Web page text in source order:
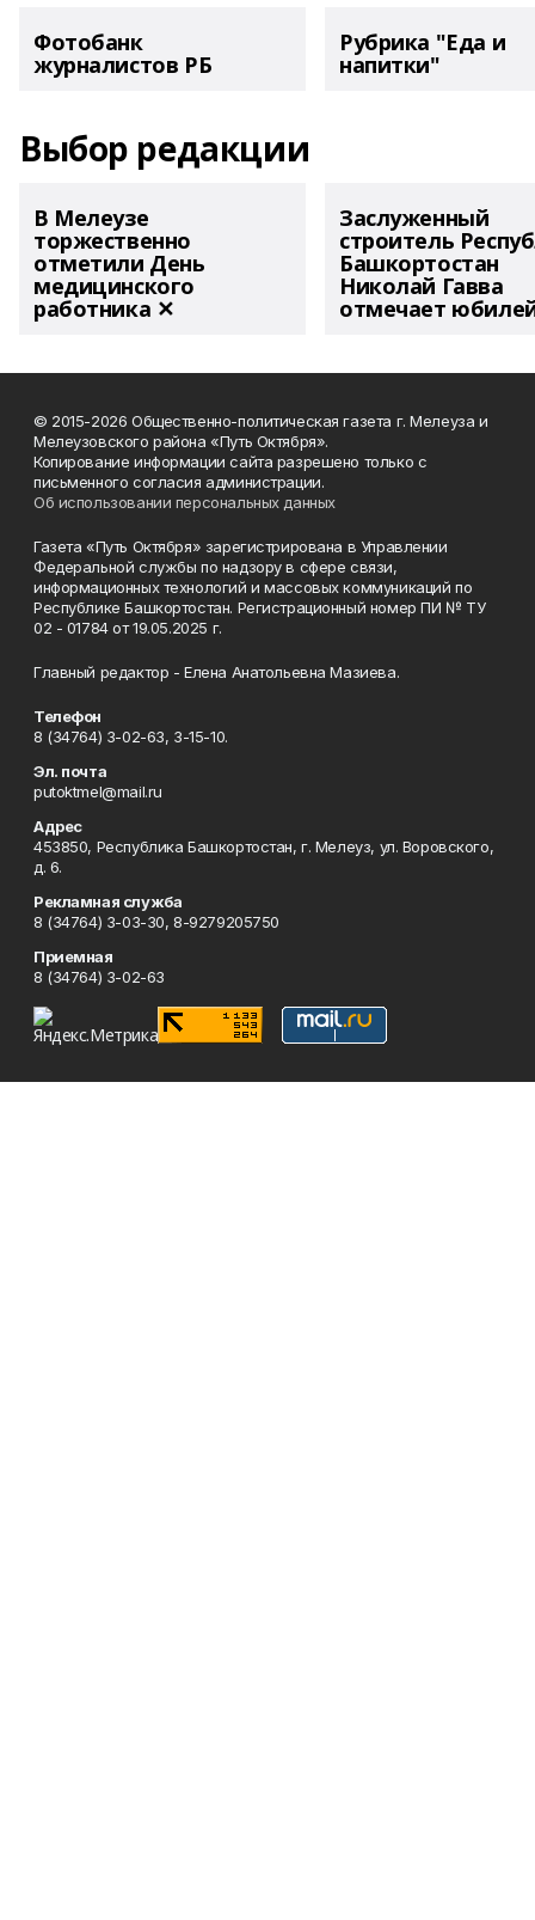
Фотобанк
журналистов РБ
Рубрика "Еда и
напитки"
Выбор редакции
В Мелеузе
торжественно
отметили День
медицинского
работника ✕
Заслуженный
строитель
Башкортостан
Николай Гавва
отмечает
© 2015-2026 Общественно-политическая газета г. Мелеуза и
Мелеузовского района «Путь Октября».
Копирование информации сайта разрешено только с
письменного согласия администрации.
Об использовании персональных данных
Газета «Путь Октября» зарегистрирована в Управлении
Федеральной службы по надзору в сфере связи,
информационных технологий и массовых коммуникаций по
Республике Башкортостан. Регистрационный номер ПИ № ТУ
02 - 01784 от 19.05.2025 г.
Главный редактор - Елена Анатольевна Мазиева.
Телефон
8 (34764) 3-02-63, 3-15-10.
Эл. почта
putoktmel@mail.ru
Адрес
453850, Республика Башкортостан, г. Мелеуз, ул. Воровского,
д. 6.
Рекламная служба
8 (34764) 3-03-30, 8-9279205750
Приемная
8 (34764) 3-02-63